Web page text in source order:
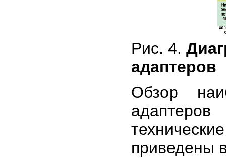
Рис. 4.
адаптеров
Обзор
приведены